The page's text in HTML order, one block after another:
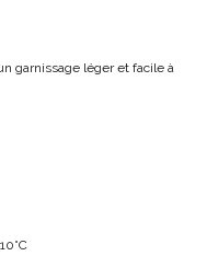
garnissage léger et facile à